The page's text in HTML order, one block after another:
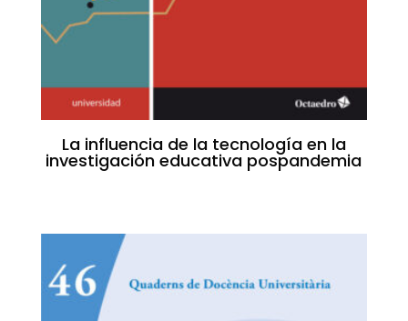
La influencia de la tecnología en la
investigación educativa pospandemia